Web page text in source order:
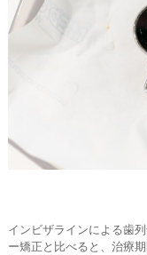
インビザラインによる歯
ー矯正と比べると、治療